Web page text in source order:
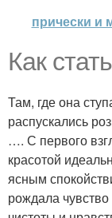
прически и
Как
Там, где она
распускались
…. С первого
красотой
ясным
рождала